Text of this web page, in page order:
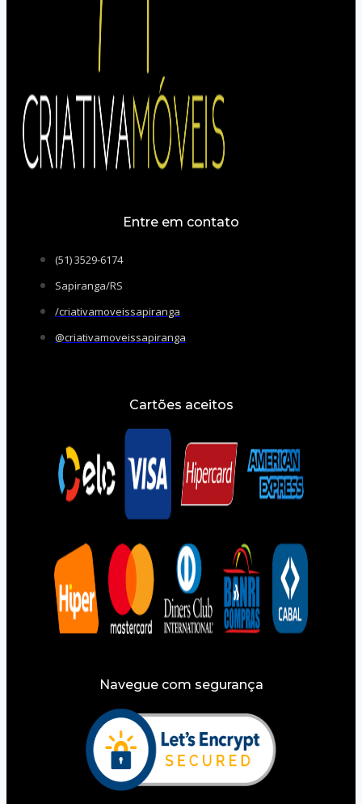
Entre em contato
(51) 3529-6174
Sapiranga/RS
/criativamoveissapiranga
@criativamoveissapiranga
Cartões aceitos
Navegue com segurança